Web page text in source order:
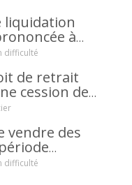
liquidation
à
difficulté
de retrait
cession de
vendre des
difficulté